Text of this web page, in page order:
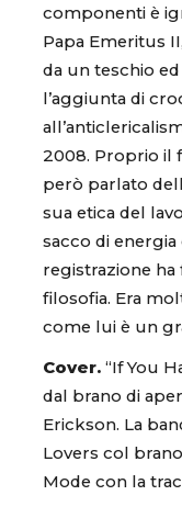
componenti è
Papa Emeritus
da un teschio
l’aggiunta di
2008. Proprio il
però parlato
sua etica del
sacco di
registrazione
filosofia. Era
come lui è un
Cover. “If You
dal brano di
Erickson. La
Lovers col
Mode con la